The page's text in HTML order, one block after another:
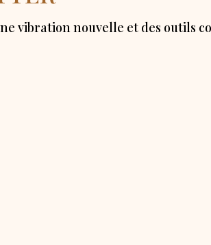
vibration nouvelle et des outils